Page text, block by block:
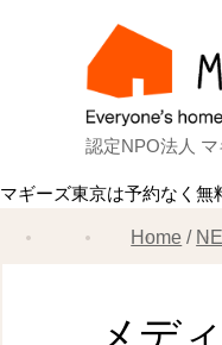
認定NPO法人
マギーズ東京は予約なく無
Home
メデ